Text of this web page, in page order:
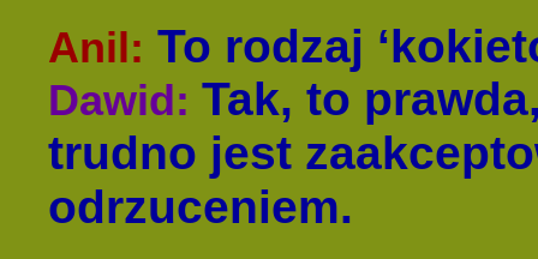
Anil: To rodzaj
Dawid: Tak, to
trudno jest
odrzuceniem.